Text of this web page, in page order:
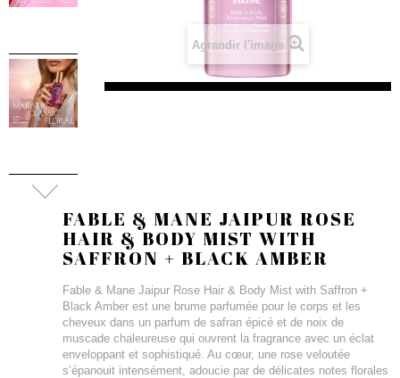
Agrandir l'image
FABLE & MANE JAIPUR ROSE
HAIR & BODY MIST WITH
SAFFRON + BLACK AMBER
Fable & Mane Jaipur Rose Hair & Body Mist with Saffron +
Black Amber est une brume parfumée pour le corps et les
cheveux dans un parfum de safran épicé et de noix de
muscade chaleureuse qui ouvrent la fragrance avec un éclat
enveloppant et sophistiqué. Au cœur, une rose veloutée
s’épanouit intensément, adoucie par de délicates notes florales